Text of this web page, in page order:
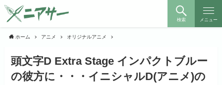
検索 メニュー
ホーム アニメ オリジナルアニメ
頭文字D Extra Stage インパクトブルー
の彼方に・・・イニシャルD(アニメ)の